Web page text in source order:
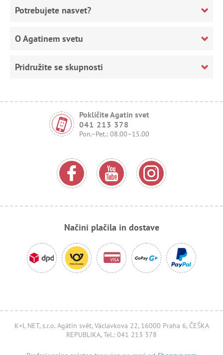
Potrebujete nasvet?
O Agatinem svetu
Pridružite se skupnosti
Pokličite Agatin svet
041 213 378
Pon.–Pet.: 08.00–15.00
Načini plačila in dostave
K+L NET, s.r.o. Agátin svět, Václavkova 22, 16000 Praha 6, ČEŠKA
REPUBLIKA, Tel.: 041 213 378